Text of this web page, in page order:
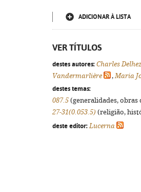
ADICIONAR À LISTA
VER TÍTULOS
destes autores: Charles
Vandermarlière
,Maria
destes temas:
087.5 (generalidades,
27-31(0.053.5) (religião,
deste editor: Lucerna